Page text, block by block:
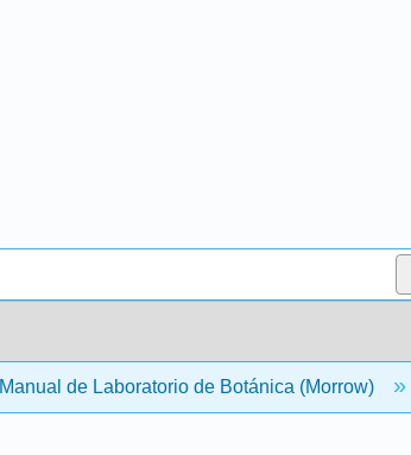
Manual de Laboratorio de Botánica (Morrow)